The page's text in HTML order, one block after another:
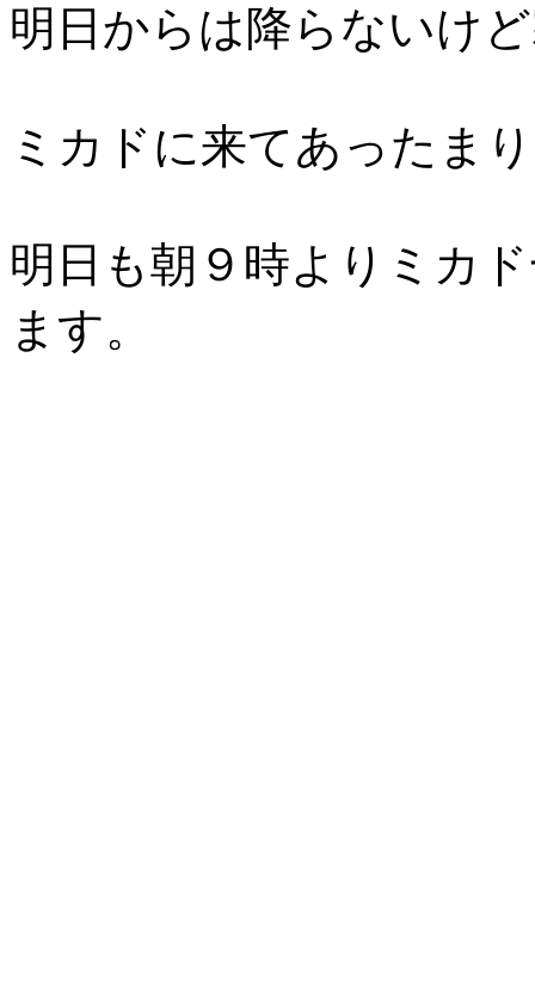
明日からは降らないけ
ミカドに来てあったま
明日も朝９時よりミカ
ます。